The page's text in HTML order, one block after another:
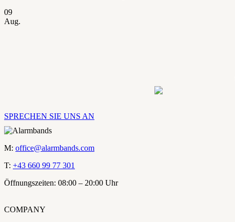
09
Aug.
SPRECHEN SIE UNS AN
M: office@alarmbands.com
T: +43 660 99 77 301
Öffnungszeiten: 08:00 – 20:00 Uhr
COMPANY